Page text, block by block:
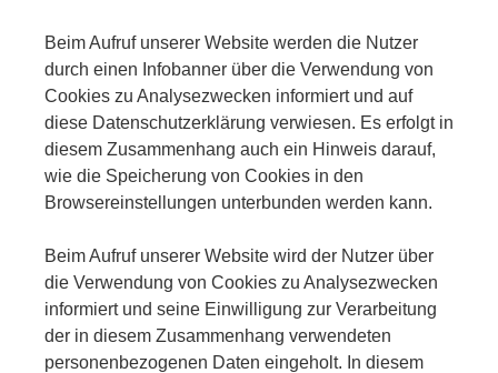
Beim Aufruf unserer Website werden die Nutzer
durch einen Infobanner über die Verwendung von
Cookies zu Analysezwecken informiert und auf
diese Datenschutzerklärung verwiesen. Es erfolgt in
diesem Zusammenhang auch ein Hinweis darauf,
wie die Speicherung von Cookies in den
Browsereinstellungen unterbunden werden kann.
Beim Aufruf unserer Website wird der Nutzer über
die Verwendung von Cookies zu Analysezwecken
informiert und seine Einwilligung zur Verarbeitung
der in diesem Zusammenhang verwendeten
personenbezogenen Daten eingeholt. In diesem